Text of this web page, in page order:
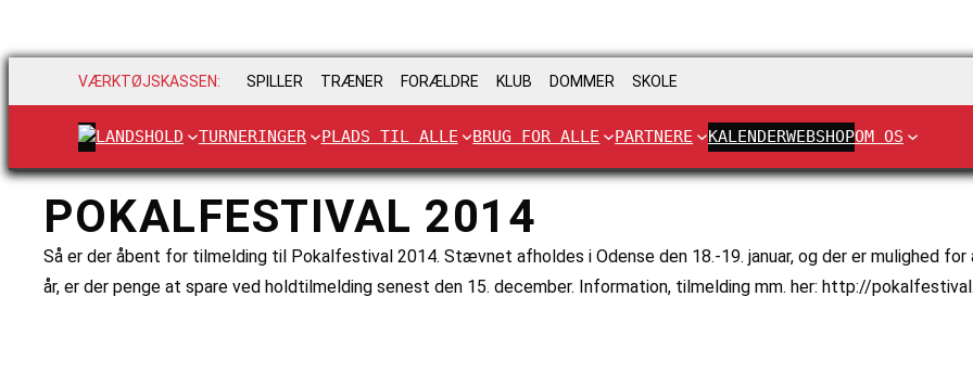
VÆRKTØJSKASSEN: SPILLER TRÆNER FORÆLDRE KLUB DOMMER SKOLE
LANDSHOLD TURNERINGER PLADS TIL ALLE BRUG FOR ALLE PARTNERE KALENDERWEBSHOPOM OS
POKALFESTIVAL 2014
Så er der åbent for tilmelding til Pokalfestival 2014. Stævnet afholdes i Odense den 18.-19. januar, og der er mulighed
år, er der penge at spare ved holdtilmelding senest den 15. december. Information, tilmelding mm. her: http://